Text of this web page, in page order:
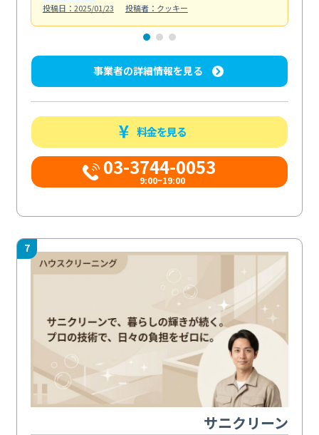
投稿日：2025/01/23
投稿者：クッキー
事業者の詳細情報を見る
料金を見る
03-3744-0053
9:00~19:00
7
サニクリーン